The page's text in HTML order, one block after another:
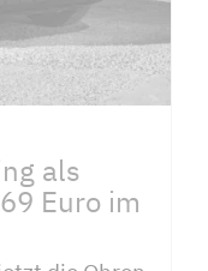
als
Euro im